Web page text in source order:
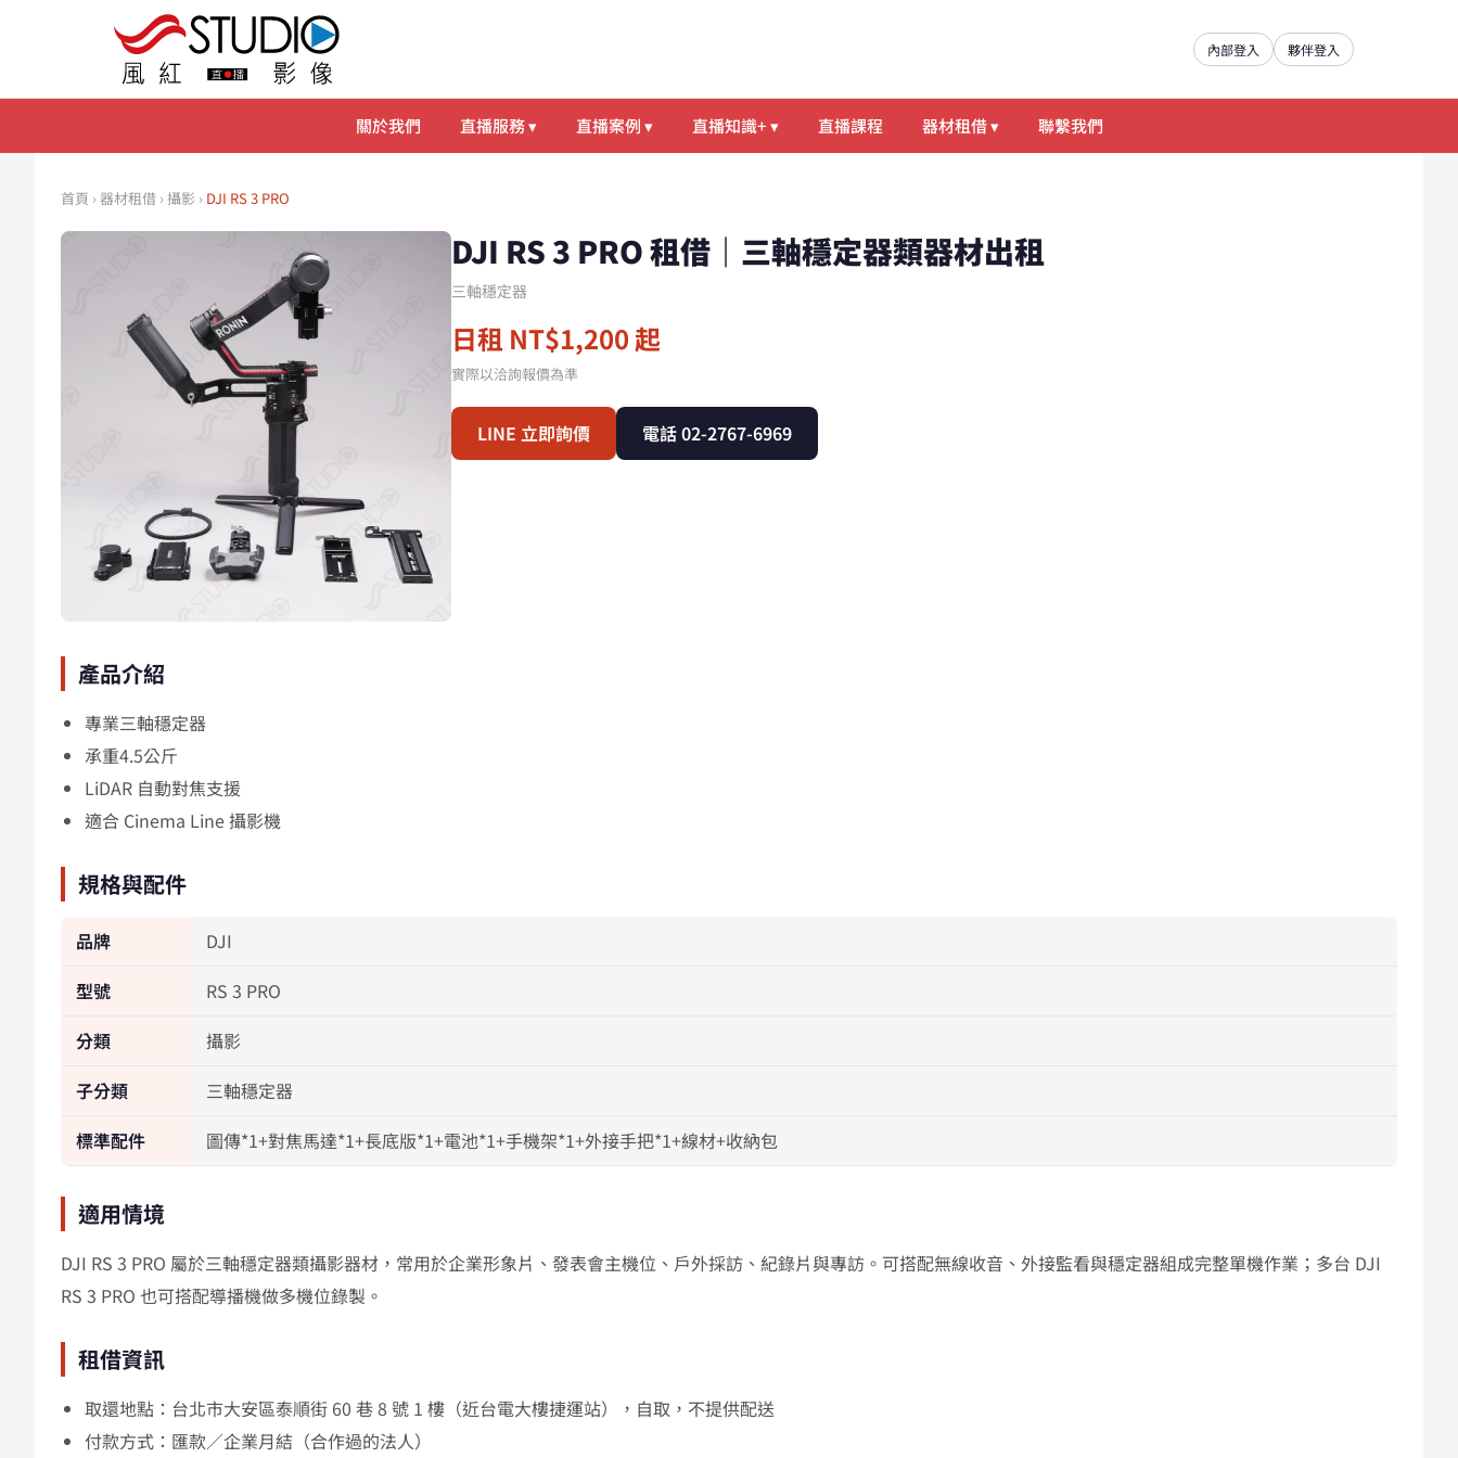
內部登入 夥伴登入
關於我們 直播服務 ▾ 直播案例 ▾ 直播知識+ ▾ 直播課程 器材租借 ▾ 聯繫我們
首頁 ›器材租借 ›攝影 › DJI RS 3 PRO
DJI RS 3 PRO 租借｜三軸穩定器類器材出租
三軸穩定器
日租 NT$1,200 起
實際以洽詢報價為準
LINE 立即詢價 電話 02-2767-6969
產品介紹
專業三軸穩定器
承重4.5公斤
LiDAR 自動對焦支援
適合 Cinema Line 攝影機
規格與配件
品牌
DJI
型號
RS 3 PRO
分類
攝影
子分類
三軸穩定器
標準配件
圖傳*1+對焦馬達*1+長底版*1+電池*1+手機架*1+外接手把*1+線材+收納包
適用情境
DJI RS 3 PRO 屬於三軸穩定器類攝影器材，常用於企業形象片、發表會主機位、戶外採訪、紀錄片與專訪。可搭配無線收音、外接監看與穩定器組成完整單機作業；多台 DJI
RS 3 PRO 也可搭配導播機做多機位錄製。
租借資訊
取還地點：台北市大安區泰順街 60 巷 8 號 1 樓（近台電大樓捷運站），自取，不提供配送
付款方式：匯款／企業月結（合作過的法人）